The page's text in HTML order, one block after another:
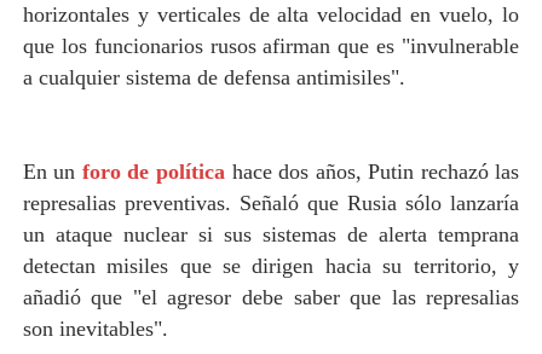
horizontales y verticales de alta velocidad en vuelo, lo
que los funcionarios rusos afirman que es "invulnerable
a cualquier sistema de defensa antimisiles".
En un foro de política hace dos años, Putin rechazó las
represalias preventivas. Señaló que Rusia sólo lanzaría
un ataque nuclear si sus sistemas de alerta temprana
detectan misiles que se dirigen hacia su territorio, y
añadió que "el agresor debe saber que las represalias
son inevitables".